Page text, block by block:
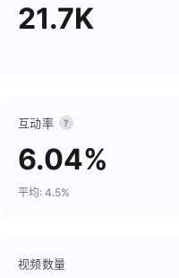
21.7K
互动率 ?
6.04%
平均: 4.5%
视频数量